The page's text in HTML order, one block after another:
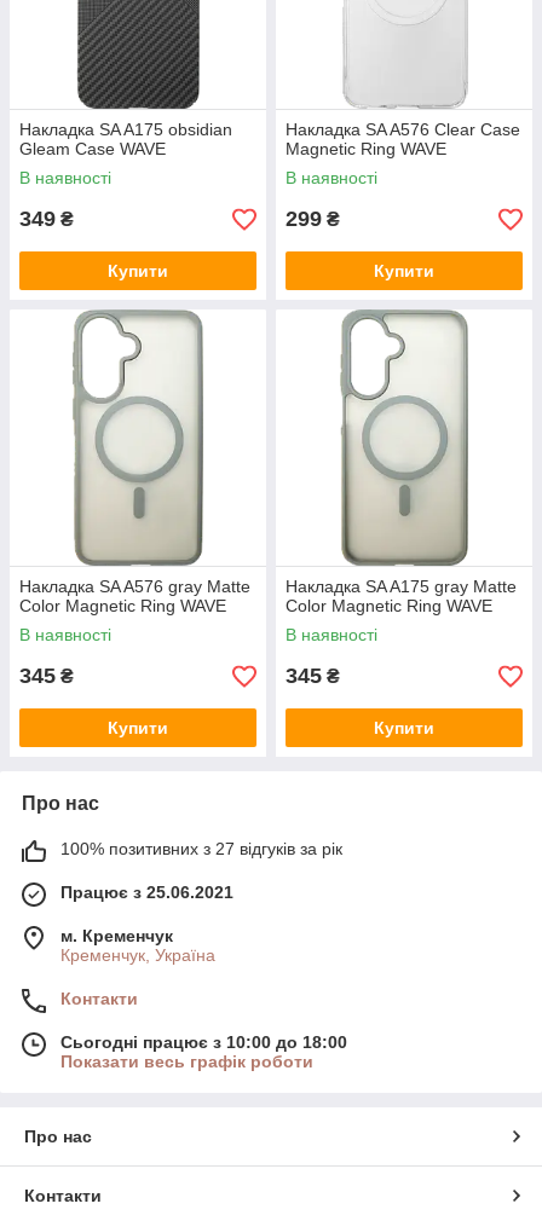
Накладка SA A175 obsidian
Gleam Case WAVE
В наявності
349 ₴
Купити
Накладка SA A576 Clear Case
Magnetic Ring WAVE
В наявності
299 ₴
Купити
Накладка SA A576 gray Matte
Color Magnetic Ring WAVE
В наявності
345 ₴
Купити
Накладка SA A175 gray Matte
Color Magnetic Ring WAVE
В наявності
345 ₴
Купити
Про нас
100% позитивних з 27 відгуків за рік
Працює з 25.06.2021
м. Кременчук
Кременчук, Україна
Контакти
Сьогодні працює з 10:00 до 18:00
Показати весь графік роботи
Про нас
Контакти